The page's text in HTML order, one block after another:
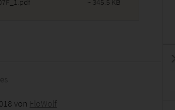
~ 345.5 KB
von FloWolf